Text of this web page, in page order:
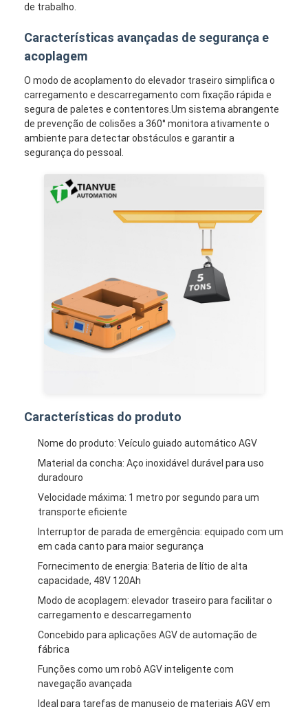
Casa
Produtos
Quem Somos
Fábrica
Fale Conosco
Converse agora
Robô móvel autônomo AMR
Navio de armazenagem tridimensional
Chassis externo de quatro rodas com controlo por fios de
Equipamento de carregamento de suporte de veículos a
Motor de montagem do volante do AGV
Instalação do mecanismo de elevação do AGV
Forquilhas telescópicas para paletes elétricos
Equipamento não-padrão automatizado
de trabalho.
Características avançadas de segurança e
acoplagem
O modo de acoplamento do elevador traseiro simplifica o
carregamento e descarregamento com fixação rápida e
segura de paletes e contentores.Um sistema abrangente
de prevenção de colisões a 360° monitora ativamente o
ambiente para detectar obstáculos e garantir a
segurança do pessoal.
Características do produto
Nome do produto: Veículo guiado automático AGV
Material da concha: Aço inoxidável durável para uso
duradouro
Velocidade máxima: 1 metro por segundo para um
transporte eficiente
Interruptor de parada de emergência: equipado com um
em cada canto para maior segurança
Fornecimento de energia: Bateria de lítio de alta
capacidade, 48V 120Ah
Modo de acoplagem: elevador traseiro para facilitar o
carregamento e descarregamento
Concebido para aplicações AGV de automação de
fábrica
Funções como um robô AGV inteligente com
navegação avançada
Ideal para tarefas de manuseio de materiais AGV em